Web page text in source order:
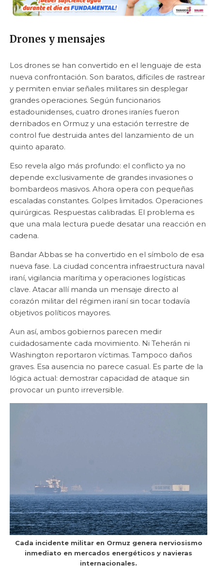
Drones y mensajes
Los drones se han convertido en el lenguaje de esta
nueva confrontación. Son baratos, difíciles de rastrear
y permiten enviar señales militares sin desplegar
grandes operaciones. Según funcionarios
estadounidenses, cuatro drones iraníes fueron
derribados en Ormuz y una estación terrestre de
control fue destruida antes del lanzamiento de un
quinto aparato.
Eso revela algo más profundo: el conflicto ya no
depende exclusivamente de grandes invasiones o
bombardeos masivos. Ahora opera con pequeñas
escaladas constantes. Golpes limitados. Operaciones
quirúrgicas. Respuestas calibradas. El problema es
que una mala lectura puede desatar una reacción en
cadena.
Bandar Abbas se ha convertido en el símbolo de esa
nueva fase. La ciudad concentra infraestructura naval
iraní, vigilancia marítima y operaciones logísticas
clave. Atacar allí manda un mensaje directo al
corazón militar del régimen iraní sin tocar todavía
objetivos políticos mayores.
Aun así, ambos gobiernos parecen medir
cuidadosamente cada movimiento. Ni Teherán ni
Washington reportaron víctimas. Tampoco daños
graves. Esa ausencia no parece casual. Es parte de la
lógica actual: demostrar capacidad de ataque sin
provocar un punto irreversible.
Cada incidente militar en Ormuz genera nerviosismo
inmediato en mercados energéticos y navieras
internacionales.